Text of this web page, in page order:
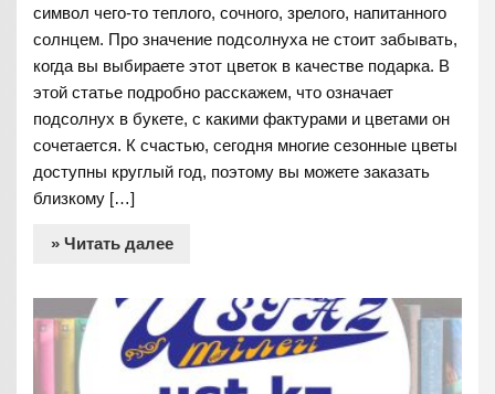
символ чего-то теплого, сочного, зрелого, напитанного
солнцем. Про значение подсолнуха не стоит забывать,
когда вы выбираете этот цветок в качестве подарка. В
этой статье подробно расскажем, что означает
подсолнух в букете, с какими фактурами и цветами он
сочетается. К счастью, сегодня многие сезонные цветы
доступны круглый год, поэтому вы можете заказать
близкому […]
» Читать далее